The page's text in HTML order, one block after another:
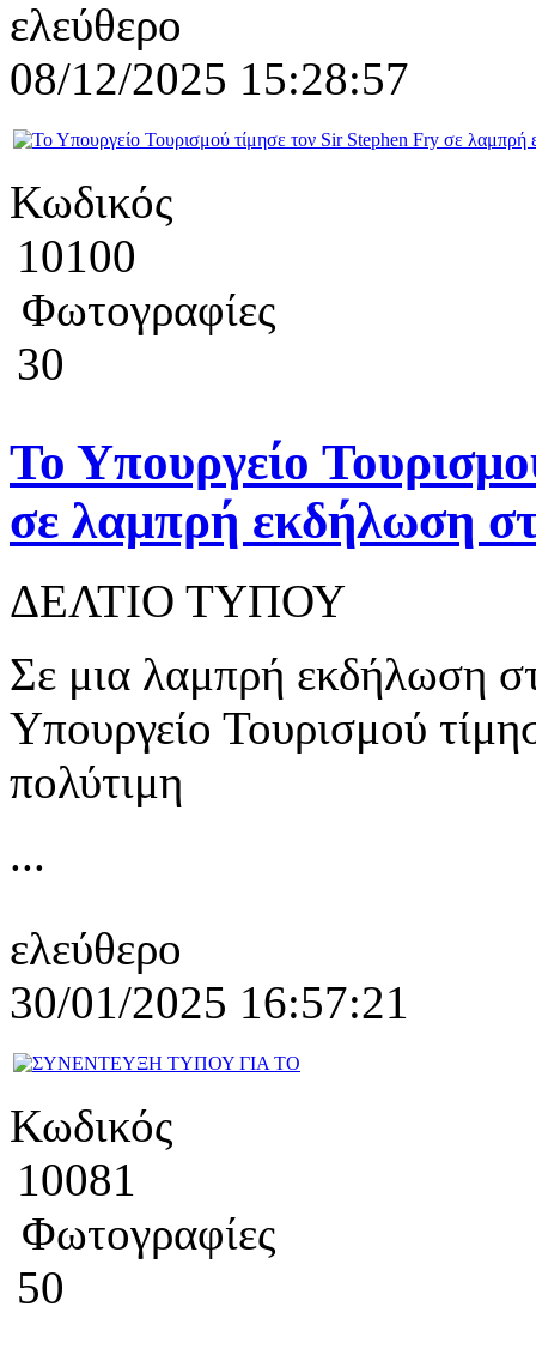
ελεύθερο
08/12/2025 15:28:57
Κωδικός
10100
Φωτογραφίες
30
Το Υπουργείο
σε λαμπρή εκδήλωση
ΔΕΛΤΙΟ ΤΥΠΟΥ
Σε μια λαμπρή εκδήλωση
Υπουργείο Τουρισμού
πολύτιμη
...
ελεύθερο
30/01/2025 16:57:21
Κωδικός
10081
Φωτογραφίες
50